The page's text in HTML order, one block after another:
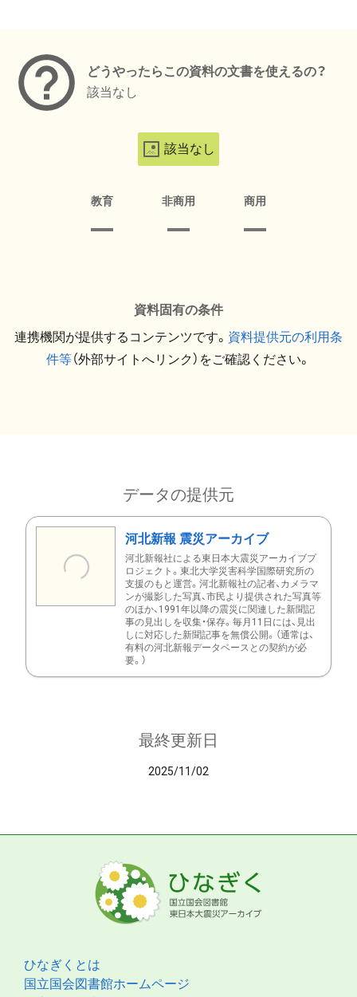
どうやったらこの資料の文書を使えるの？
該当なし
該当なし
教育 非商用 商用
資料固有の条件
連携機関が提供するコンテンツです。 資料提供元の利用条
件等（外部サイトへリンク）をご確認ください。
データの提供元
河北新報 震災アーカイブ
河北新報社による東日本大震災アーカイブプ
ロジェクト。東北大学災害科学国際研究所の
支援のもと運営。河北新報社の記者、カメラマ
ンが撮影した写真、市民より提供された写真等
のほか、1991年以降の震災に関連した新聞記
事の見出しを収集・保存。毎月11日には、見出
しに対応した新聞記事を無償公開。（通常は、
有料の河北新報データベースとの契約が必
要。）
最終更新日
2025/11/02
ひなぎくとは
国立国会図書館ホームページ